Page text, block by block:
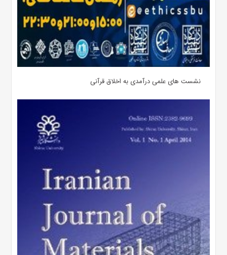
نشست های علمی درآمدی به اخلاق قرآنی